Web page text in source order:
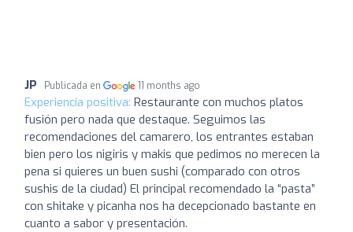
JP Publicada en 11 months ago
Experiencia positiva: Restaurante con muchos platos
fusión pero nada que destaque. Seguimos las
recomendaciones del camarero, los entrantes estaban
bien pero los nigiris y makis que pedimos no merecen la
pena si quieres un buen sushi (comparado con otros
sushis de la ciudad) El principal recomendado la “pasta”
con shitake y picanha nos ha decepcionado bastante en
cuanto a sabor y presentación.